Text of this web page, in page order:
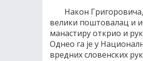
Након
велики поштовалац и
манастиру открио и
Однео га је у
вредних словенских